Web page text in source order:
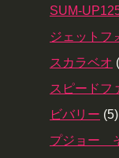
SUM-
ジェットフ
スカラベオ
スピードフ
ビバリー (5)
プジョー